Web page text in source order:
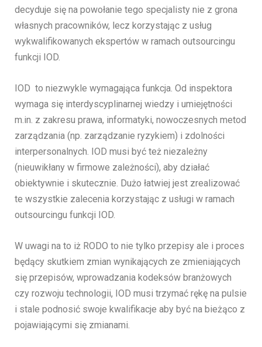
decyduje się na powołanie tego specjalisty nie z grona
własnych pracowników, lecz korzystając z usług
wykwalifikowanych ekspertów w ramach outsourcingu
funkcji IOD.
IOD to niezwykle wymagająca funkcja. Od inspektora
wymaga się interdyscyplinarnej wiedzy i umiejętności
m.in. z zakresu prawa, informatyki, nowoczesnych metod
zarządzania (np. zarządzanie ryzykiem) i zdolności
interpersonalnych. IOD musi być też niezależny
(nieuwikłany w firmowe zależności), aby działać
obiektywnie i skutecznie. Dużo łatwiej jest zrealizować
te wszystkie zalecenia korzystając z usługi w ramach
outsourcingu funkcji IOD.
W uwagi na to iż RODO to nie tylko przepisy ale i proces
będący skutkiem zmian wynikających ze zmieniających
się przepisów, wprowadzania kodeksów branżowych
czy rozwoju technologii, IOD musi trzymać rękę na pulsie
i stale podnosić swoje kwalifikacje aby być na bieżąco z
pojawiającymi się zmianami.